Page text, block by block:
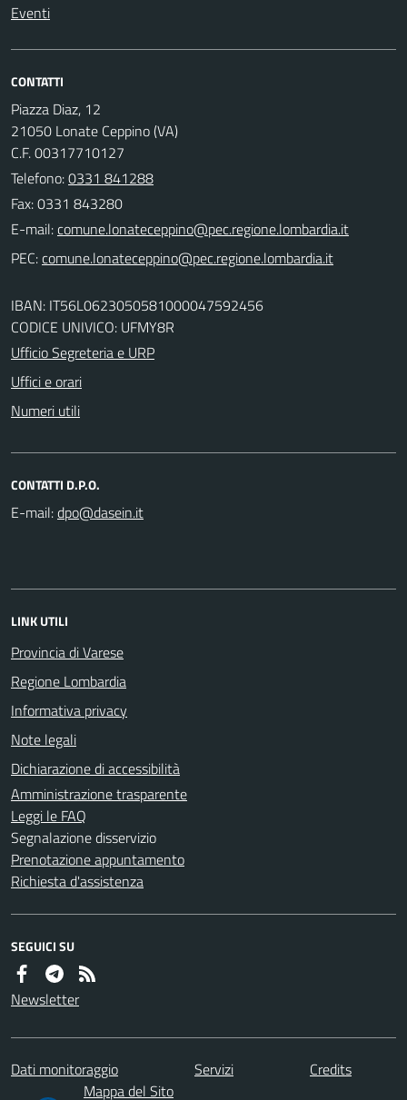
Eventi
CONTATTI
Piazza Diaz, 12
21050 Lonate Ceppino (VA)
C.F. 00317710127
Telefono:0331 841288
Fax: 0331 843280
E-mail:
PEC:
IBAN: IT56L0623050581000047592456
CODICE UNIVICO: UFMY8R
Ufficio Segreteria e URP
Uffici e orari
Numeri utili
CONTATTI D.P.O.
E-mail:
LINK UTILI
Provincia di Varese
Regione Lombardia
Informativa privacy
Note legali
Dichiarazione di accessibilità
Amministrazione trasparente
Leggi le FAQ
Segnalazione disservizio
Prenotazione appuntamento
Richiesta d'assistenza
SEGUICI SU
Newsletter
Dati monitoraggio Servizi
Credits
Mappa del Sito